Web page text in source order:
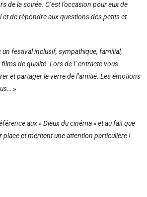
de la soirée. C’est l’occasion pour eux de
et de répondre aux questions des petits et
festival inclusif, sympathique, familial,
de qualité. Lors de l’ entracte vous
et partager le verre de l’amitié. Les émotions
»
aux « Dieux du cinéma » et au fait que
place et méritent une attention particulière !